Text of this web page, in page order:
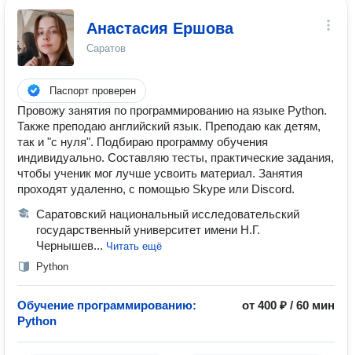
Анастасия Ершова
Саратов
Паспорт проверен
Провожу занятия по программированию на языке Python.
Также преподаю английский язык. Преподаю как детям,
так и "с нуля". Подбираю программу обучения
индивидуально. Составляю тесты, практические задания,
чтобы ученик мог лучше усвоить материал. Занятия
проходят удаленно, с помощью Skype или Discord.
Саратовский национальный исследовательский
государственный университет имени Н.Г.
Чернышев... Читать ещё
Python
Обучение программированию:
Python
от 400 ₽ / 60 мин